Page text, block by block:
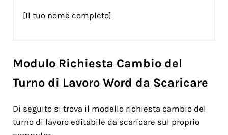
[Il tuo nome completo]
Modulo Richiesta Cambio del
Turno di Lavoro Word da Scaricare
Di seguito si trova il modello richiesta cambio del
turno di lavoro editabile da scaricare sul proprio